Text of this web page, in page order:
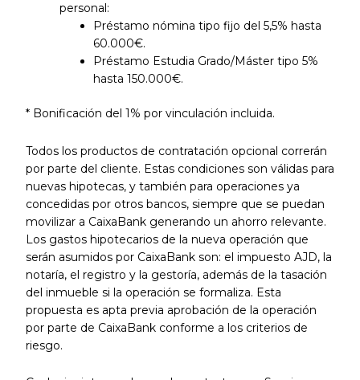
personal:
Préstamo nómina tipo fijo del 5,5% hasta
60.000€.
Préstamo Estudia Grado/Máster tipo 5%
hasta 150.000€.
* Bonificación del 1% por vinculación incluida.
Todos los productos de contratación opcional correrán
por parte del cliente. Estas condiciones son válidas para
nuevas hipotecas, y también para operaciones ya
concedidas por otros bancos, siempre que se puedan
movilizar a CaixaBank generando un ahorro relevante.
Los gastos hipotecarios de la nueva operación que
serán asumidos por CaixaBank son: el impuesto AJD, la
notaría, el registro y la gestoría, además de la tasación
del inmueble si la operación se formaliza. Esta
propuesta es apta previa aprobación de la operación
por parte de CaixaBank conforme a los criterios de
riesgo.